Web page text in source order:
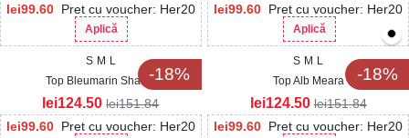
lei99.60 Pret cu voucher: Her20
Aplică
lei99.60 Pret cu voucher: Her20
Aplică
-18%
S M L
Top Bleumarin Shalini
lei99.60 Pret cu voucher: Her20
lei124.50 lei151.84
-18%
S M L
Top Alb Meara
lei99.60 Pret cu voucher: Her20
lei124.50 lei151.84